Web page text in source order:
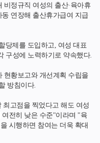
비정규직 여성의 출산·육아휴
연장해 출산휴가급여 지급
당제를 도입하고, 여성 대표
구성에 노력하기로 약속했다.
현황보고와 개선계획 수립을
방침이다.
고점을 찍었다고 해도 여성
전히 낮은 수준"이라며 "육
시행하면 참여는 더욱 확대